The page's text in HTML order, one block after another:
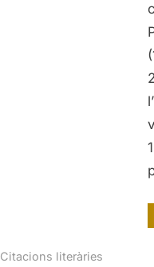
Citacions literàries